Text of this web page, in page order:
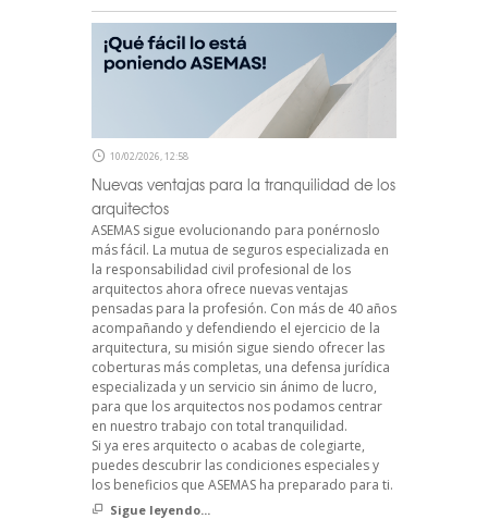
10/02/2026, 12:58
Nuevas ventajas para la tranquilidad de los
arquitectos
ASEMAS sigue evolucionando para ponérnoslo
más fácil. La mutua de seguros especializada en
la responsabilidad civil profesional de los
arquitectos ahora ofrece nuevas ventajas
pensadas para la profesión. Con más de 40 años
acompañando y defendiendo el ejercicio de la
arquitectura, su misión sigue siendo ofrecer las
coberturas más completas, una defensa jurídica
especializada y un servicio sin ánimo de lucro,
para que los arquitectos nos podamos centrar
en nuestro trabajo con total tranquilidad.
Si ya eres arquitecto o acabas de colegiarte,
puedes descubrir las condiciones especiales y
los beneficios que ASEMAS ha preparado para ti.
Sigue leyendo...